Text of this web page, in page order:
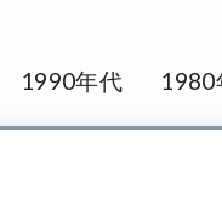
1990年代 1980